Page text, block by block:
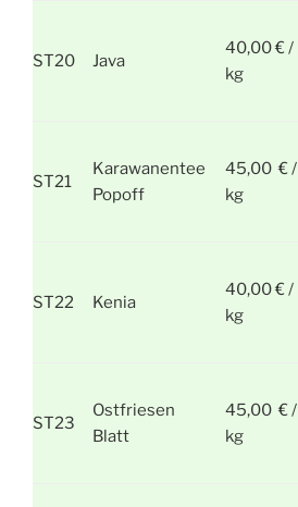
ST20 Java
40,00 € /
kg
ST21
Karawanentee
Popoff
45,00 € /
kg
ST22 Kenia
40,00 € /
kg
ST23
Ostfriesen
Blatt
45,00 € /
kg